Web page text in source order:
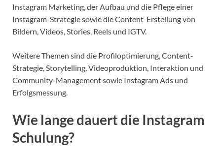
Instagram Marketing, der Aufbau und die Pflege einer
Instagram-Strategie sowie die Content-Erstellung von
Bildern, Videos, Stories, Reels und IGTV.
Weitere Themen sind die Profiloptimierung, Content-
Strategie, Storytelling, Videoproduktion, Interaktion und
Community-Management sowie Instagram Ads und
Erfolgsmessung.
Wie lange dauert die Instagram
Schulung?